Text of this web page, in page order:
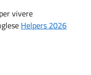
per vivere
Helpers 2026